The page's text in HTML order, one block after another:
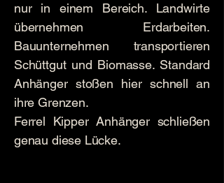
nur in einem Bereich. Landwirte
übernehmen Erdarbeiten.
Bauunternehmen transportieren
Schüttgut und Biomasse. Standard
Anhänger stoßen hier schnell an
ihre Grenzen.
Ferrel Kipper Anhänger schließen
genau diese Lücke.